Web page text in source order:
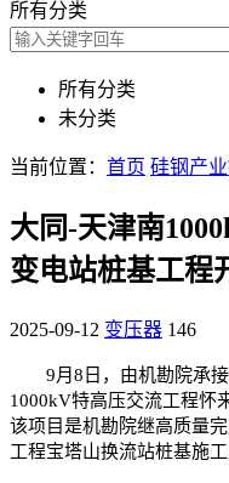
所有分类
所有分类
未分类
当前位置： 首页 硅钢产
大同-天津南
变电站桩基工程
2025-09-12 变压器 146
9月8日，由机勘院承
1000kV特高压交流工程怀
该项目是机勘院继高质量
工程宝塔山换流站桩基施